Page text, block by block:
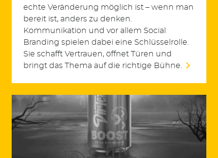
Suchen
nach:
echte Veränderung möglich ist – wenn man
bereit ist, anders zu denken.
Kommunikation und vor allem Social
Branding spielen dabei eine Schlüsselrolle.
Sie schafft Vertrauen, öffnet Türen und
bringt das Thema auf die richtige Bühne.